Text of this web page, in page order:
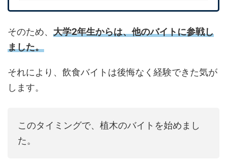
そのため、 大学2年生からは、他のバイトに参戦し
ました。
それにより、飲食バイトは後悔なく経験できた気が
します。
このタイミングで、植木のバイトを始めまし
た。